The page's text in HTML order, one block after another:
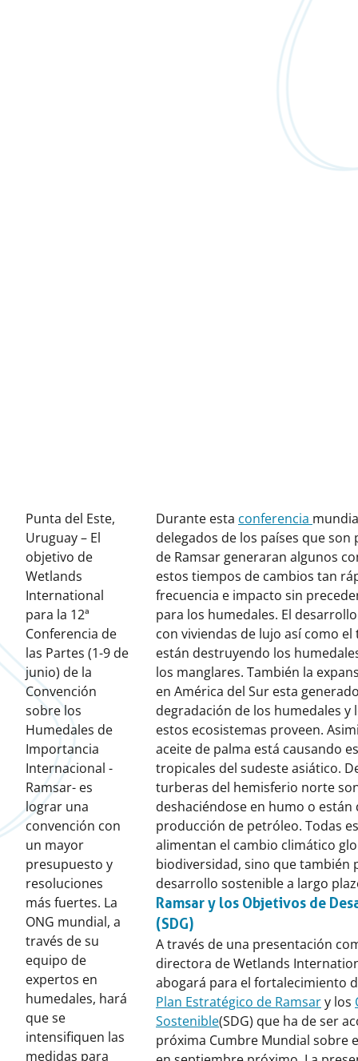
Punta del Este,
Uruguay – El
objetivo de
Wetlands
International
para la 12ª
Conferencia de
las Partes (1-9 de
junio) de la
Convención
sobre los
Humedales de
Importancia
Internacional -
Ramsar- es
lograr una
convención con
un mayor
presupuesto y
resoluciones
más fuertes. La
ONG mundial, a
través de su
equipo de
expertos en
humedales, hará
que se
intensifiquen las
medidas para
Durante esta conferencia
delegados de los países que son
de Ramsar generaran algunos
estos tiempos de cambios tan
frecuencia e impacto sin
para los humedales. El
con viviendas de lujo así como
están destruyendo los
los manglares. También la
en América del Sur esta
degradación de los humedales y
estos ecosistemas proveen.
aceite de palma está causando
tropicales del sudeste asiático.
turberas del hemisferio norte
deshaciéndose en humo o
producción de petróleo. Todas
alimentan el cambio climático
biodiversidad, sino que también
desarrollo sostenible a largo
Ramsar y los Objetivos de
(SDG)
A través de una presentación
directora de Wetlands
abogará para el fortalecimiento
Plan Estratégico de Ramsary los
Sostenible(SDG) que ha de ser
próxima Cumbre Mundial sobre